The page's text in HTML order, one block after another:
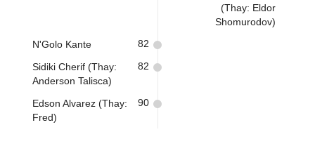
(Thay: Eldor
Shomurodov)
N'Golo Kante 82
Sidiki Cherif (Thay:
Anderson Talisca)
82
Edson Alvarez (Thay:
Fred)
90